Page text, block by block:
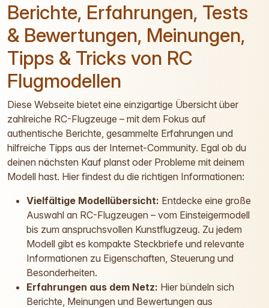
Berichte, Erfahrungen, Tests
& Bewertungen, Meinungen,
Tipps & Tricks von RC
Flugmodellen
Diese Webseite bietet eine einzigartige Übersicht über
zahlreiche RC-Flugzeuge – mit dem Fokus auf
authentische Berichte, gesammelte Erfahrungen und
hilfreiche Tipps aus der Internet-Community. Egal ob du
deinen nächsten Kauf planst oder Probleme mit deinem
Modell hast. Hier findest du die richtigen Informationen:
Vielfältige Modellübersicht: Entdecke eine große
Auswahl an RC-Flugzeugen – vom Einsteigermodell
bis zum anspruchsvollen Kunstflugzeug. Zu jedem
Modell gibt es kompakte Steckbriefe und relevante
Informationen zu Eigenschaften, Steuerung und
Besonderheiten.
Erfahrungen aus dem Netz: Hier bündeln sich
Berichte, Meinungen und Bewertungen aus